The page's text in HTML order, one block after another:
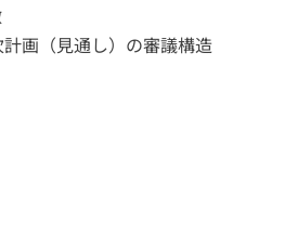
画（見通し）の審議構造